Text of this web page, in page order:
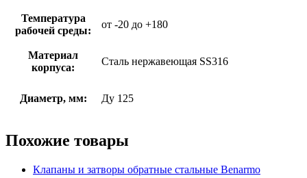
Температура
рабочей среды:
от -20 до +180
Материал
корпуса:
Сталь нержавеющая SS316
Диаметр, мм: Ду 125
Похожие товары
Клапаны и затворы обратные стальные Benarmo